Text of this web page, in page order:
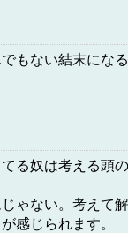
もない結末にな
る奴は考える頭
ゃない。考えて
感じられます。